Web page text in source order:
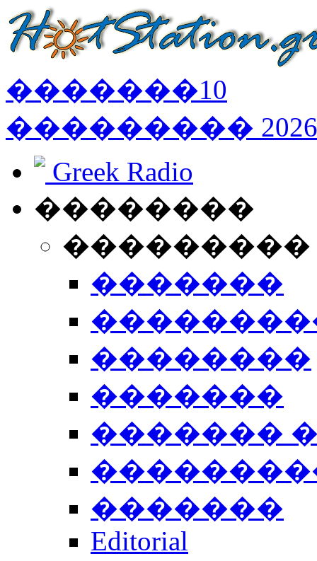
�������10
��������� 2026
Greek Radio
��������
�������
��������
�������
�������
�������
Editorial